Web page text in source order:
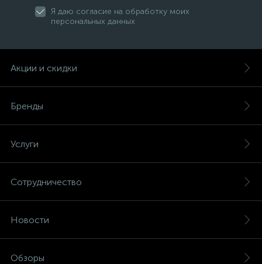
Я даю согласие на обработку моих
персональных данных
Акции и скидки
Бренды
Услуги
Сотрудничество
Новости
Обзоры